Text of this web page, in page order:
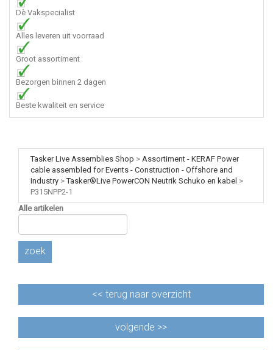
Dè Vakspecialist
Alles leveren uit voorraad
Groot assortiment
Bezorgen binnen 2 dagen
Beste kwaliteit en service
Tasker Live Assemblies Shop > Assortiment - KERAF Power
cable assembled for Events - Construction - Offshore and
Industry >Tasker®Live PowerCON Neutrik Schuko en kabel >
P315NPP2-1
Alle artikelen
zoek
<< terug naar overzicht
volgende >>